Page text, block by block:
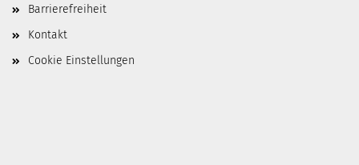
Barrierefreiheit
Kontakt
Cookie Einstellungen